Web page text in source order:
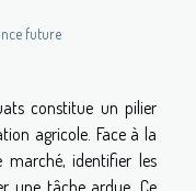
future
constitue un pilier
agricole. Face à la
marché, identifier les
une tâche ardue. Ce